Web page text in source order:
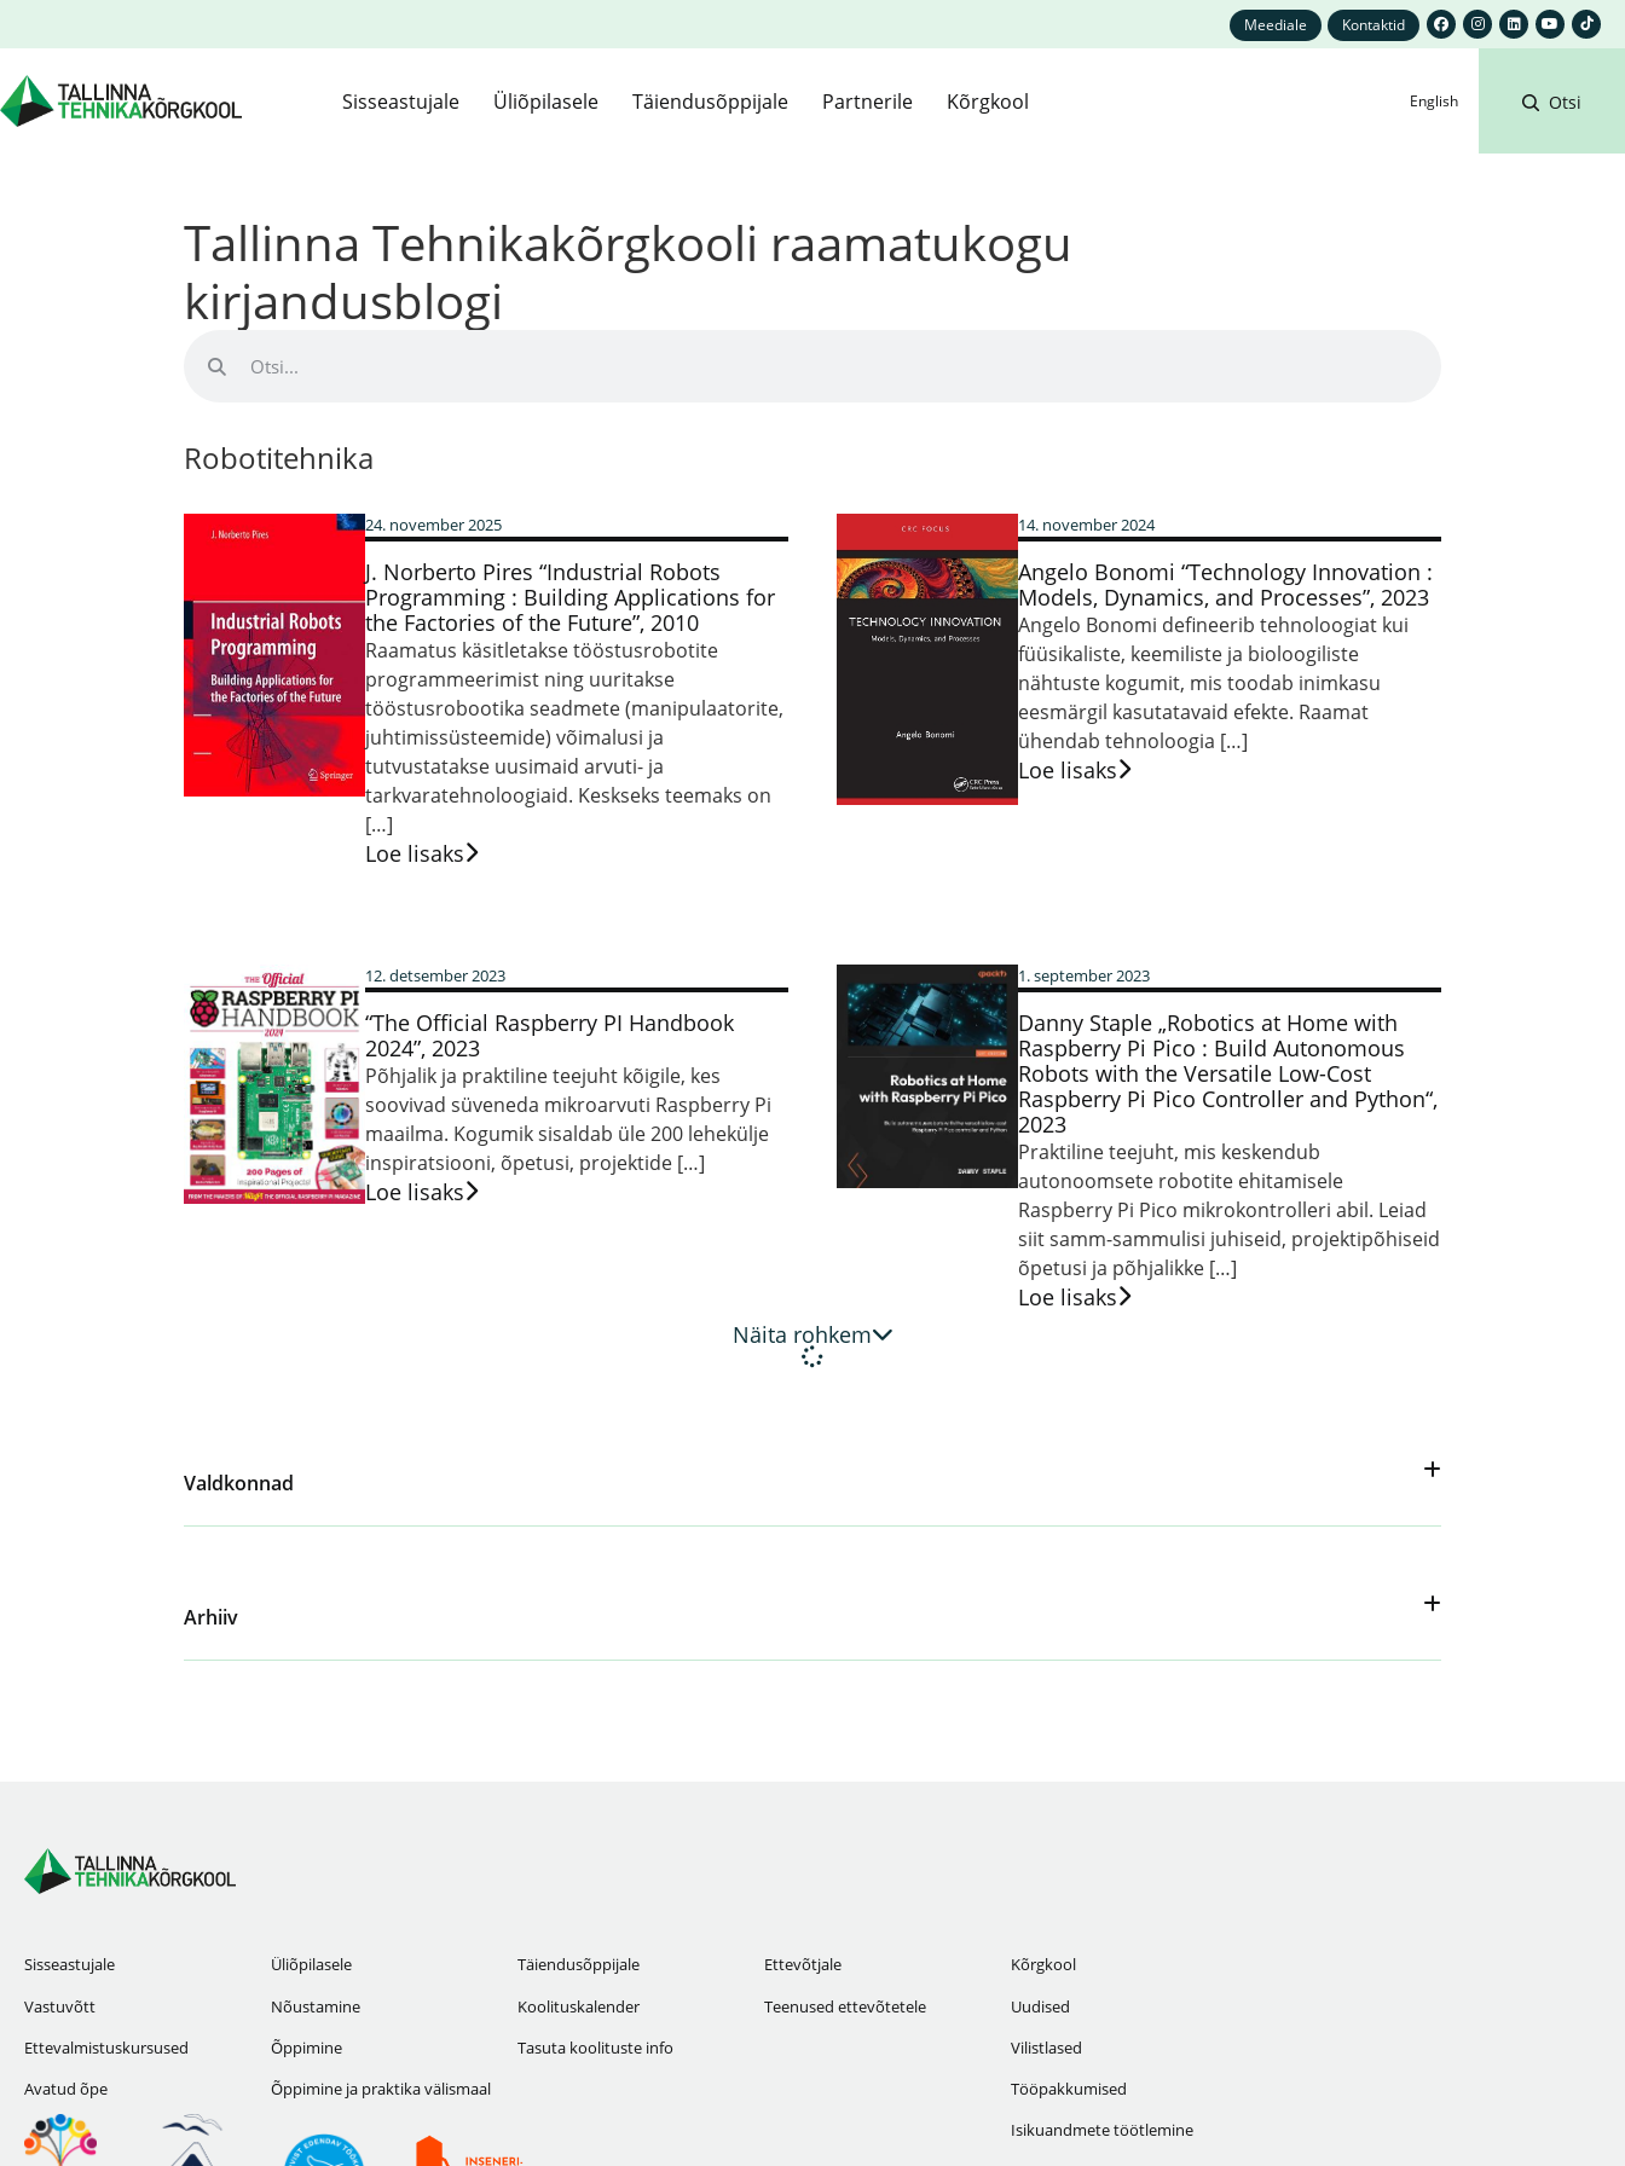
Meediale Kontaktid
Sisseastujale Üliõpilasele Täiendusõppijale Partnerile Kõrgkool English Otsi
Tallinna Tehnikakõrgkooli raamatukogu
kirjandusblogi
Robotitehnika
24. november 2025
J. Norberto Pires “Industrial Robots
Programming : Building Applications for
the Factories of the Future”, 2010
Raamatus käsitletakse tööstusrobotite
programmeerimist ning uuritakse
tööstusrobootika seadmete (manipulaatorite,
juhtimissüsteemide) võimalusi ja
tutvustatakse uusimaid arvuti- ja
tarkvaratehnoloogiaid. Keskseks teemaks on
[…]
Loe lisaks
14. november 2024
Angelo Bonomi “Technology Innovation :
Models, Dynamics, and Processes”, 2023
Angelo Bonomi defineerib tehnoloogiat kui
füüsikaliste, keemiliste ja bioloogiliste
nähtuste kogumit, mis toodab inimkasu
eesmärgil kasutatavaid efekte. Raamat
ühendab tehnoloogia […]
Loe lisaks
12. detsember 2023
“The Official Raspberry PI Handbook
2024”, 2023
Põhjalik ja praktiline teejuht kõigile, kes
soovivad süveneda mikroarvuti Raspberry Pi
maailma. Kogumik sisaldab üle 200 lehekülje
inspiratsiooni, õpetusi, projektide […]
Loe lisaks
1. september 2023
Danny Staple „Robotics at Home with
Raspberry Pi Pico : Build Autonomous
Robots with the Versatile Low-Cost
Raspberry Pi Pico Controller and Python“,
2023
Praktiline teejuht, mis keskendub
autonoomsete robotite ehitamisele
Raspberry Pi Pico mikrokontrolleri abil. Leiad
siit samm-sammulisi juhiseid, projektipõhiseid
õpetusi ja põhjalikke […]
Loe lisaks
Näita rohkem
Valdkonnad
Arhiiv
Sisseastujale
Vastuvõtt
Ettevalmistuskursused
Avatud õpe
Üliõpilasele
Nõustamine
Õppimine
Õppimine ja praktika välismaal
Täiendusõppijale
Koolituskalender
Tasuta koolituste info
Ettevõtjale
Teenused ettevõtetele
Kõrgkool
Uudised
Vilistlased
Tööpakkumised
Isikuandmete töötlemine